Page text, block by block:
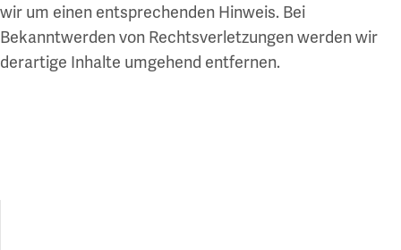
wir um einen entsprechenden Hinweis. Bei
Bekanntwerden von Rechtsverletzungen werden wir
derartige Inhalte umgehend entfernen.